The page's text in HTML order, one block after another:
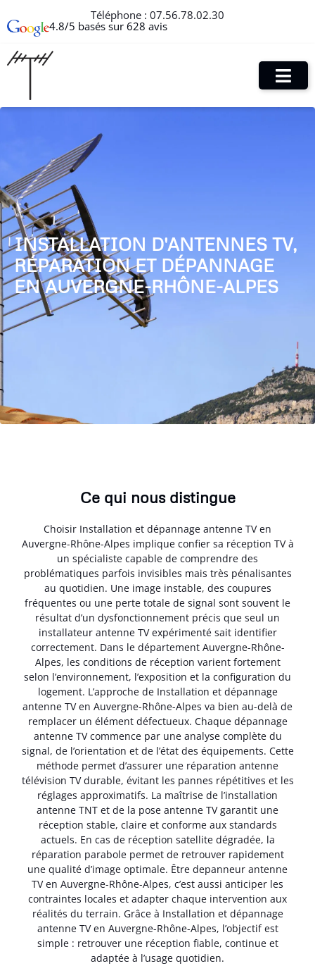
Téléphone : 07.56.78.02.30
4.8/5 basés sur 628 avis
INSTALLATION D'ANTENNES TV,
RÉPARATION ET DÉPANNAGE
EN AUVERGNE-RHÔNE-ALPES
Ce qui nous distingue
Choisir Installation et dépannage antenne TV en
Auvergne-Rhône-Alpes implique confier sa réception TV à
un spécialiste capable de comprendre des
problématiques parfois invisibles mais très pénalisantes
au quotidien. Une image instable, des coupures
fréquentes ou une perte totale de signal sont souvent le
résultat d’un dysfonctionnement précis que seul un
installateur antenne TV expérimenté sait identifier
correctement. Dans le département Auvergne-Rhône-
Alpes, les conditions de réception varient fortement
selon l’environnement, l’exposition et la configuration du
logement. L’approche de Installation et dépannage
antenne TV en Auvergne-Rhône-Alpes va bien au-delà de
remplacer un élément défectueux. Chaque dépannage
antenne TV commence par une analyse complète du
signal, de l’orientation et de l’état des équipements. Cette
méthode permet d’assurer une réparation antenne
télévision TV durable, évitant les pannes répétitives et les
réglages approximatifs. La maîtrise de l’installation
antenne TNT et de la pose antenne TV garantit une
réception stable, claire et conforme aux standards
actuels. En cas de réception satellite dégradée, la
réparation parabole permet de retrouver rapidement
une qualité d’image optimale. Être depanneur antenne
TV en Auvergne-Rhône-Alpes, c’est aussi anticiper les
contraintes locales et adapter chaque intervention aux
réalités du terrain. Grâce à Installation et dépannage
antenne TV en Auvergne-Rhône-Alpes, l’objectif est
simple : retrouver une réception fiable, continue et
adaptée à l’usage quotidien.